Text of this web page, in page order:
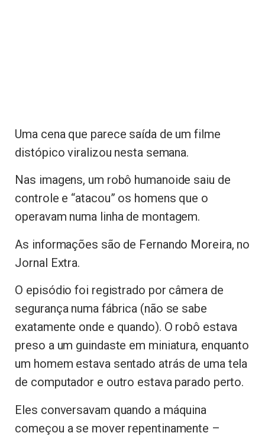
Uma cena que parece saída de um filme
distópico viralizou nesta semana.
Nas imagens, um robô humanoide saiu de
controle e “atacou” os homens que o
operavam numa linha de montagem.
As informações são de Fernando Moreira, no
Jornal Extra.
O episódio foi registrado por câmera de
segurança numa fábrica (não se sabe
exatamente onde e quando). O robô estava
preso a um guindaste em miniatura, enquanto
um homem estava sentado atrás de uma tela
de computador e outro estava parado perto.
Eles conversavam quando a máquina
começou a se mover repentinamente –